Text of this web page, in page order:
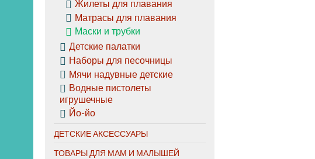
Жилеты для плавания
Матрасы для плавания
Маски и трубки
Детские палатки
Наборы для песочницы
Мячи надувные детские
Водные пистолеты
игрушечные
Йо-йо
ДЕТСКИЕ АКСЕССУАРЫ
ТОВАРЫ ДЛЯ МАМ И МАЛЫШЕЙ